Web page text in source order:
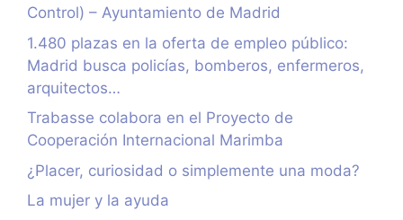
Control) – Ayuntamiento de Madrid
1.480 plazas en la oferta de empleo público:
Madrid busca policías, bomberos, enfermeros,
arquitectos…
Trabasse colabora en el Proyecto de
Cooperación Internacional Marimba
¿Placer, curiosidad o simplemente una moda?
La mujer y la ayuda